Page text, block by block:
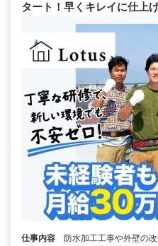
タート！早くキレイに仕上
仕事内容
防水加工工事や外壁の